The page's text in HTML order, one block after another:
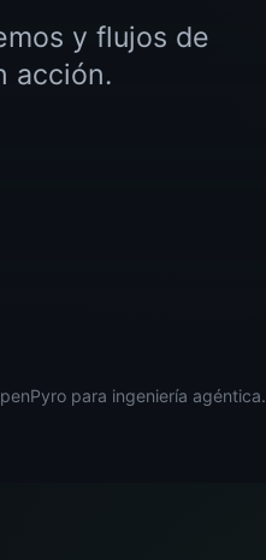
y flujos de
acción.
para ingeniería agéntica.